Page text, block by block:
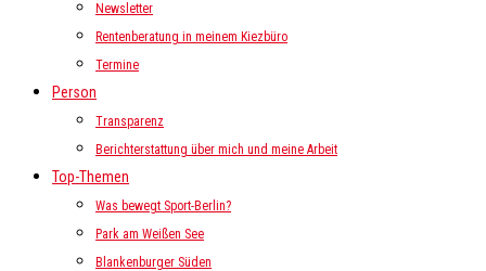
Newsletter
Rentenberatung in meinem Kiezbüro
Termine
Person
Transparenz
Berichterstattung über mich und meine Arbeit
Top-Themen
Was bewegt Sport-Berlin?
Park am Weißen See
Blankenburger Süden